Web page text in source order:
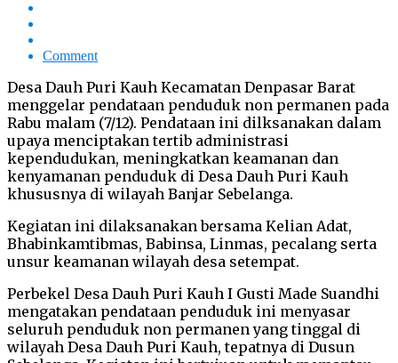
Comment
Desa Dauh Puri Kauh Kecamatan Denpasar Barat
menggelar pendataan penduduk non permanen pada
Rabu malam (7/12). Pendataan ini dilksanakan dalam
upaya menciptakan tertib administrasi
kependudukan, meningkatkan keamanan dan
kenyamanan penduduk di Desa Dauh Puri Kauh
khususnya di wilayah Banjar Sebelanga.
Kegiatan ini dilaksanakan bersama Kelian Adat,
Bhabinkamtibmas, Babinsa, Linmas, pecalang serta
unsur keamanan wilayah desa setempat.
Perbekel Desa Dauh Puri Kauh I Gusti Made Suandhi
mengatakan pendataan penduduk ini menyasar
seluruh penduduk non permanen yang tinggal di
wilayah Desa Dauh Puri Kauh, tepatnya di Dusun